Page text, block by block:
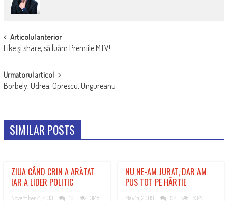
POST
NAVIGATION
Articolul anterior
Like şi share, să luăm Premiile MTV!
Urmatorul articol
Borbely, Udrea, Oprescu, Ungureanu
SIMILAR POSTS
ZIUA CÂND CRIN A ARĂTAT
IAR A LIDER POLITIC
November 21, 2013 19 3148
NU NE-AM JURAT, DAR AM
PUS TOT PE HÂRTIE
May 14, 2009 92 6329